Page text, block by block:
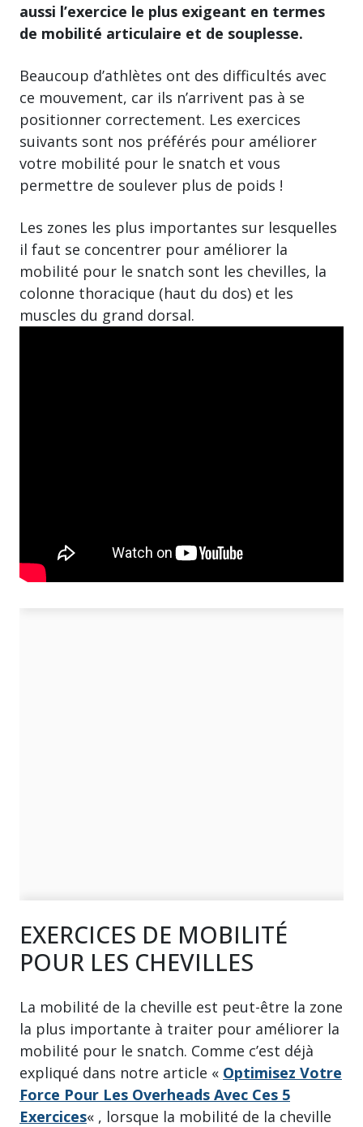
aussi l’exercice le plus exigeant en termes
de mobilité articulaire et de souplesse.
Beaucoup d’athlètes ont des difficultés avec
ce mouvement, car ils n’arrivent pas à se
positionner correctement. Les exercices
suivants sont nos préférés pour améliorer
votre mobilité pour le snatch et vous
permettre de soulever plus de poids !
Les zones les plus importantes sur lesquelles
il faut se concentrer pour améliorer la
mobilité pour le snatch sont les chevilles, la
colonne thoracique (haut du dos) et les
muscles du grand dorsal.
EXERCICES DE MOBILITÉ
POUR LES CHEVILLES
La mobilité de la cheville est peut-être la zone
la plus importante à traiter pour améliorer la
mobilité pour le snatch. Comme c’est déjà
expliqué dans notre article « Optimisez Votre
Force Pour Les Overheads Avec Ces 5
Exercices« , lorsque la mobilité de la cheville